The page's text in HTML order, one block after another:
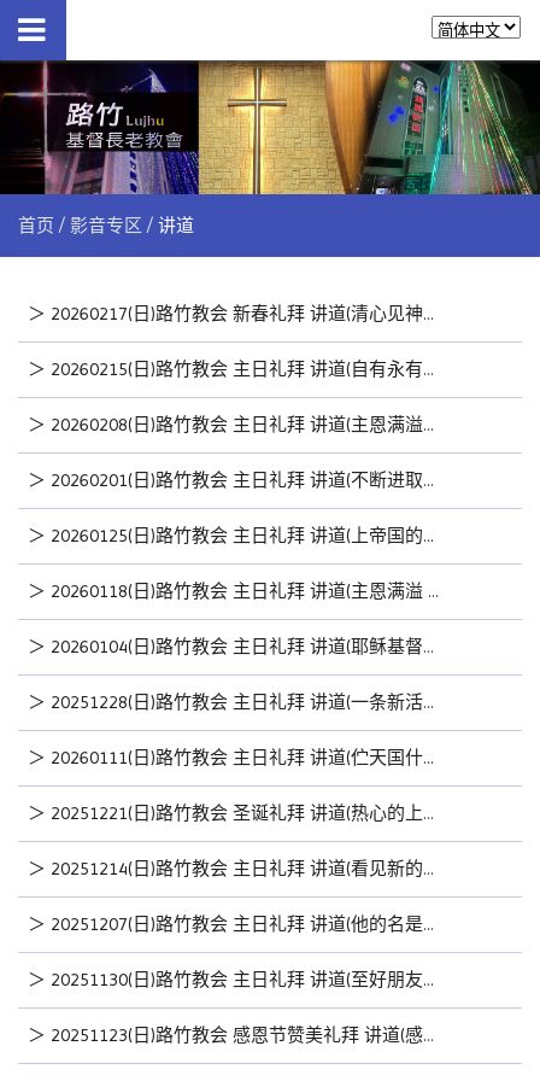
首页 影音专区 讲道
＞ 20260217(日)路竹教会 新春礼拜 讲道(清心见神、丰盛人生) by林睦雄牧师
＞ 20260215(日)路竹教会 主日礼拜 讲道(自有永有的上帝) by林睦雄牧师
＞ 20260208(日)路竹教会 主日礼拜 讲道(主恩满溢二) by林睦雄牧师
＞ 20260201(日)路竹教会 主日礼拜 讲道(不断进取向前) by曾筱晴传道
＞ 20260125(日)路竹教会 主日礼拜 讲道(上帝国的福音) by曾筱晴传道
＞ 20260118(日)路竹教会 主日礼拜 讲道(主恩满溢 一) by林睦雄牧师
＞ 20260104(日)路竹教会 主日礼拜 讲道(耶稣基督是主) by林睦雄牧师
＞ 20251228(日)路竹教会 主日礼拜 讲道(一条新活路) by曾筱晴传道
＞ 20260111(日)路竹教会 主日礼拜 讲道(伫天国什么人上大) by曾筱晴传道
＞ 20251221(日)路竹教会 圣诞礼拜 讲道(热心的上帝) by林睦雄牧师
＞ 20251214(日)路竹教会 主日礼拜 讲道(看见新的路) by曾筱晴传道
＞ 20251207(日)路竹教会 主日礼拜 讲道(他的名是「全能的上帝」) by董俊兰牧师
＞ 20251130(日)路竹教会 主日礼拜 讲道(至好朋友就是耶稣) by曾筱晴传道
＞ 20251123(日)路竹教会 感恩节赞美礼拜 讲道(感恩的先知-哈巴谷) by林睦雄牧师